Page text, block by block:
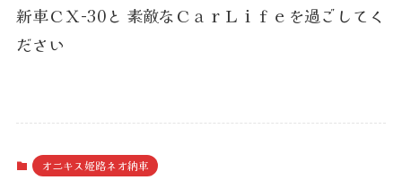
新車ＣＸ-30と 素敵なＣａｒＬｉｆｅを過ごしてく
ださい
オニキス姫路ネオ納車